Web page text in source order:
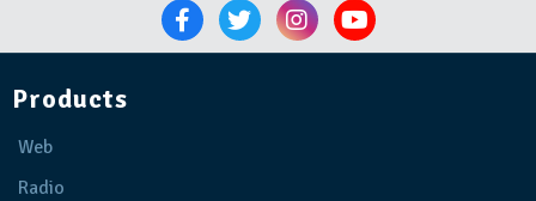
Products
Web
Radio